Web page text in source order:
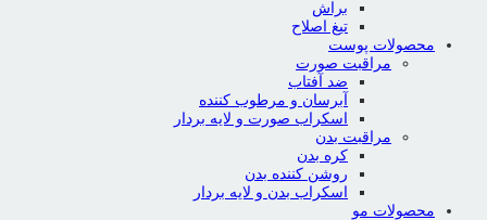
براش
تیغ اصلاح
محصولات پوست
مراقبت صورت
ضد آفتاب
آبرسان و مرطوب کننده
اسکراب صورت و لایه بردار
مراقبت بدن
کره بدن
روشن کننده بدن
اسکراب بدن و لایه بردار
محصولات مو